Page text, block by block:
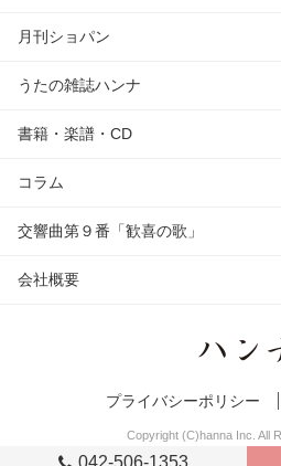
042-506-1353
月刊ショパン
うたの雑誌ハンナ
書籍・楽譜・CD
コラム
交響曲第９番「歓喜の歌」
会社概要
プライバシーポリシー
Copyright (C)hanna Inc. All